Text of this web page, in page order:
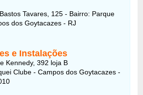
Tavares, 125 - Bairro: Parque
dos Goytacazes - RJ
e Instalações
Kennedy, 392 loja B
Clube - Campos dos Goytacazes -